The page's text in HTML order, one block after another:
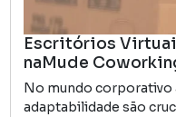
Escritórios
naMude
No mundo corporativo
adaptabilidade são